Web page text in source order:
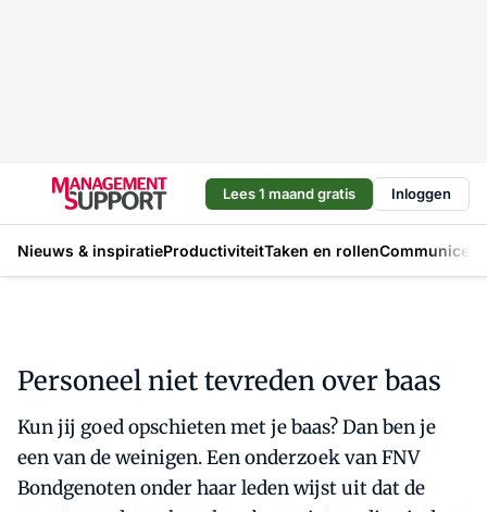
Lees 1 maand gratis Inloggen
Nieuws & inspiratieProductiviteitTaken en rollen
Personeel niet tevreden over baas
Kun jij goed opschieten met je baas? Dan ben je
een van de weinigen. Een onderzoek van FNV
Bondgenoten onder haar leden wijst uit dat de